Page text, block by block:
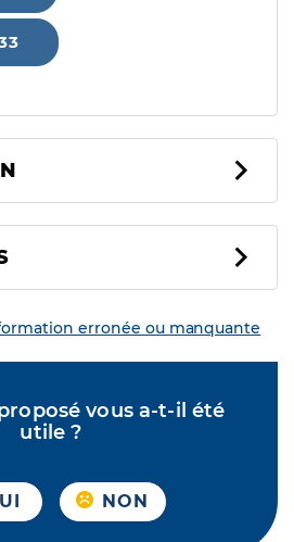
erronée ou manquante
vous a-t-il été
utile ?
NON